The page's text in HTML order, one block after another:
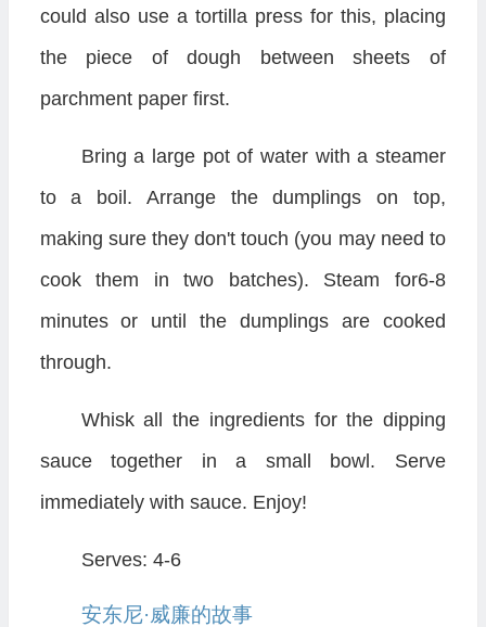
could also use a tortilla press for this, placing
the piece of dough between sheets of
parchment paper first.
Bring a large pot of water with a steamer
to a boil. Arrange the dumplings on top,
making sure they don't touch (you may need to
cook them in two batches). Steam for6-8
minutes or until the dumplings are cooked
through.
Whisk all the ingredients for the dipping
sauce together in a small bowl. Serve
immediately with sauce. Enjoy!
Serves: 4-6
安东尼·威廉的故事